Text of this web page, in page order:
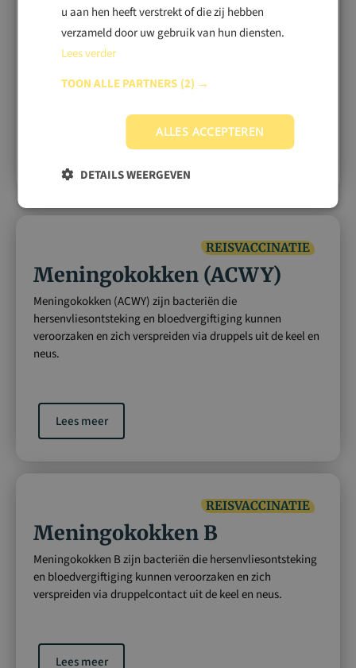
Malaria is een parasitaire ziekte, overgedragen door de
Anopheles-mug, die hoge koorts, koude rillingen en
gebieden.
REISVACCINATIE
Meningokokken (ACWY)
Meningokokken (ACWY) zijn bacteriën die
hersenvliesontsteking en bloedvergiftiging kunnen
veroorzaken en zich verspreiden via druppels uit de keel en
neus.
Lees meer
REISVACCINATIE
Meningokokken B
Meningokokken B zijn bacteriën die hersenvliesontsteking
en bloedvergiftiging kunnen veroorzaken en zich
verspreiden via druppelcontact uit de keel en neus.
Lees meer
u aan hen heeft verstrekt of die zij hebben
verzameld door uw gebruik van hun diensten.
Lees verder
TOON ALLE PARTNERS (2) →
ALLES ACCEPTEREN
DETAILS WEERGEVEN